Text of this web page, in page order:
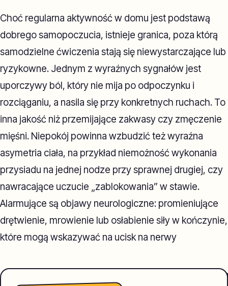
Choć regularna aktywność w domu jest podstawą
dobrego samopoczucia, istnieje granica, poza którą
samodzielne ćwiczenia stają się niewystarczające lub
ryzykowne. Jednym z wyraźnych sygnałów jest
uporczywy ból, który nie mija po odpoczynku i
rozciąganiu, a nasila się przy konkretnych ruchach. To
inna jakość niż przemijające zakwasy czy zmęczenie
mięśni. Niepokój powinna wzbudzić też wyraźna
asymetria ciała, na przykład niemożność wykonania
przysiadu na jednej nodze przy sprawnej drugiej, czy
nawracające uczucie „zablokowania” w stawie.
Alarmujące są objawy neurologiczne: promieniujące
drętwienie, mrowienie lub osłabienie siły w kończynie,
które mogą wskazywać na ucisk na nerwy